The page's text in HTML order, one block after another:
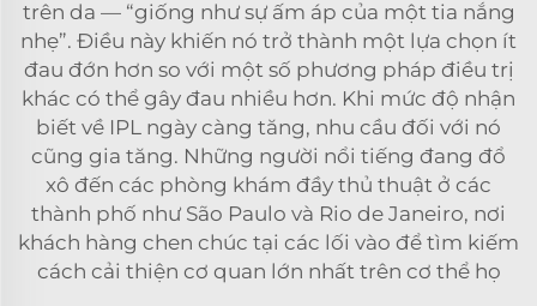
trên da — “giống như sự ấm áp của một tia nắng
nhẹ”. Điều này khiến nó trở thành một lựa chọn ít
đau đớn hơn so với một số phương pháp điều trị
khác có thể gây đau nhiều hơn. Khi mức độ nhận
biết về IPL ngày càng tăng, nhu cầu đối với nó
cũng gia tăng. Những người nổi tiếng đang đổ
xô đến các phòng khám đầy thủ thuật ở các
thành phố như São Paulo và Rio de Janeiro, nơi
khách hàng chen chúc tại các lối vào để tìm kiếm
cách cải thiện cơ quan lớn nhất trên cơ thể họ